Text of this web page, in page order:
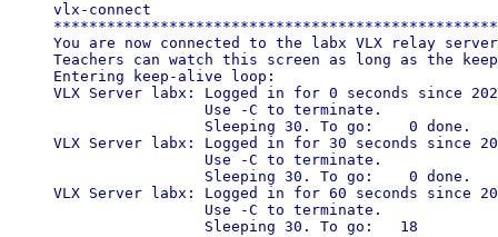
vlx-connect
You are now connected to the labx VLX relay
Teachers can watch this screen as long as the
Entering keep-alive loop:
VLX Server labx: Logged in for 0 seconds since
Use
-C to terminate.
Sleeping 30. To go:    0 done.
VLX Server labx: Logged in for 30 seconds since
Use
-C to terminate.
Sleeping 30. To go:    0 done.
VLX Server labx: Logged in for 60 seconds since
Use
-C to terminate.
Sleeping 30. To go:   18